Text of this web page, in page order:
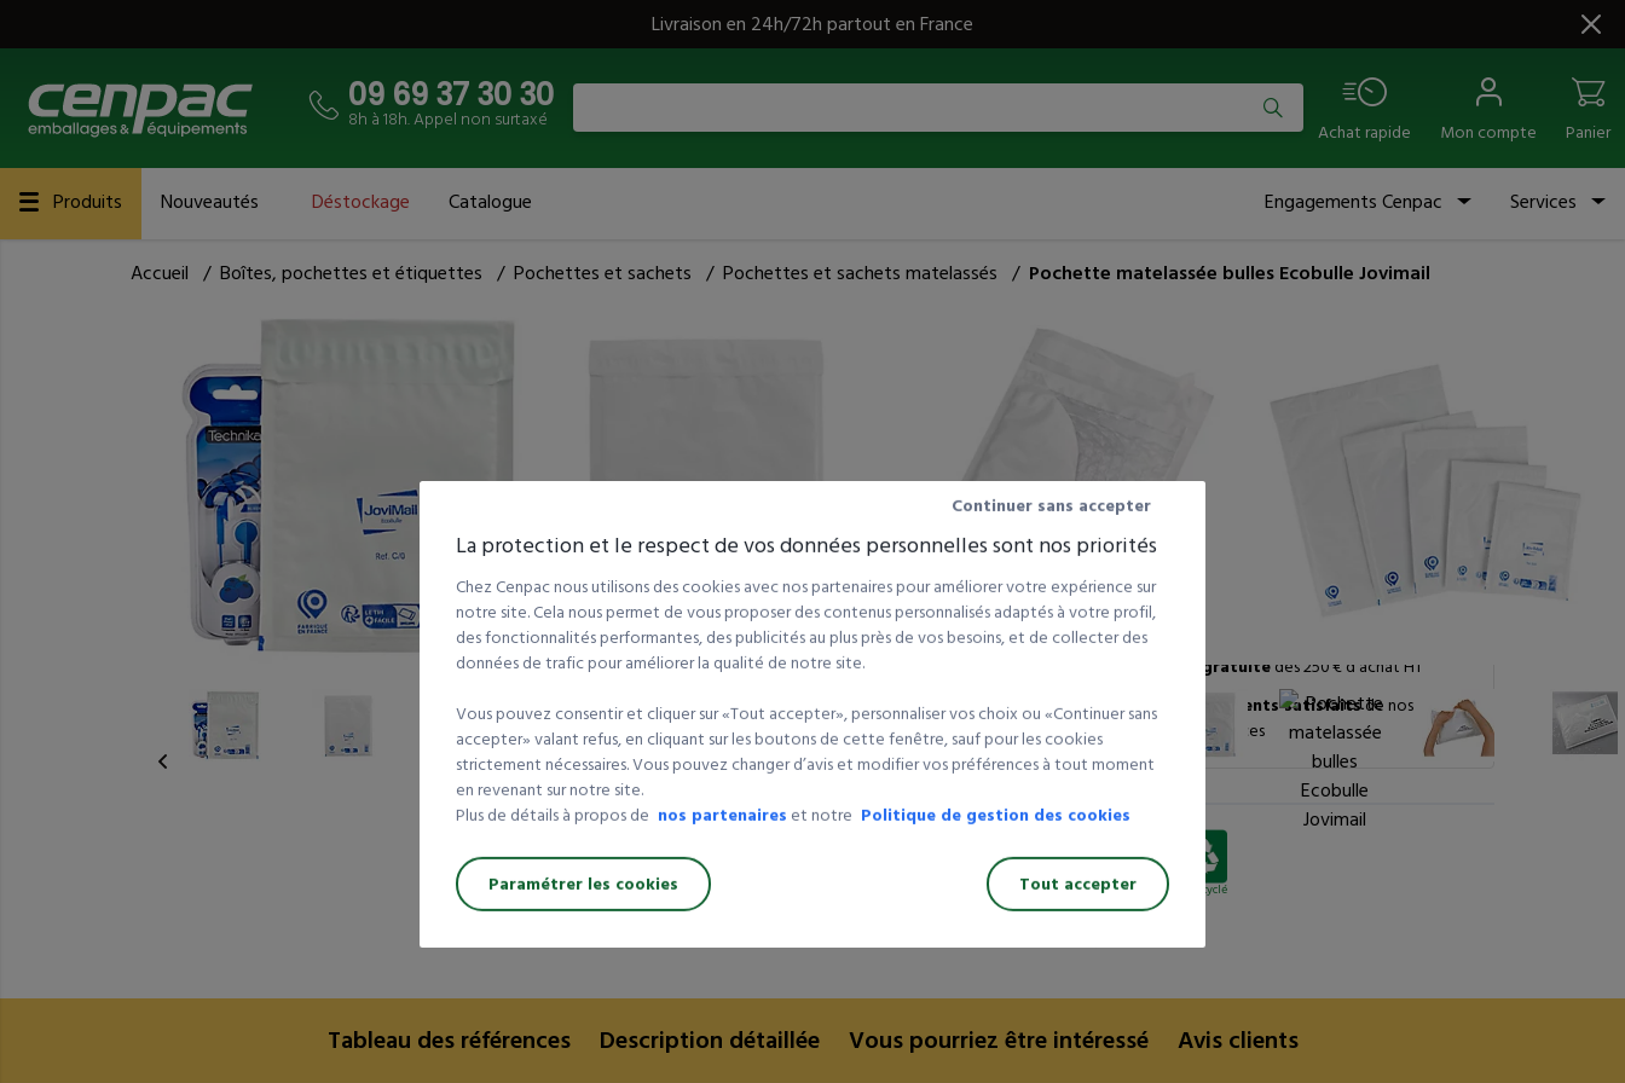
Livraison en 24h/72h partout en France
09 69 37 30 30
8h à 18h. Appel non surtaxé Achat rapide Mon compte Panier
Produits Nouveautés Déstockage Catalogue Engagements Cenpac Services
Accueil / Boîtes, pochettes et étiquettes / Pochettes et sachets / Pochettes et sachets matelassés / Pochette matelassée bulles Ecobulle Jovimail
Idéale pour l'envoi de produits fragiles, aux
En polyéthylène haute densité (PEHD) 65 µ, 5%
recyclé.
Dimensions des bulles : diamètre 10 mm, hauteur
4 mm.
Fermeture par bande auto-adhésive pour un gain
de temps.
Excellente protection grâce à la doublure en film
bulles.
Possibilité d'écrire au stylo à bille sur la pochette.
Lapochette matelassée bulles Ecobulle
est un
emballage innovant conçu pour assurer une
protection optimale de vos envois. Fabriquée en
robustesse et flexibilité pour s'adapter à divers
types de contenu. Sa structure enbulles d'airoffre
En savoir plus
Consulter cette référence page
général
Livraison 24/72h
Livraison gratuitedès 250 € d’achat HT
99% de nos clients satisfaitsde nos
produits et services
5% recyclé
Tableau des références Description détaillée Vous pourriez être intéressé Avis clients
La protection et le respect de vos données personnelles sont nos priorités
Chez Cenpac nous utilisons des cookies avec nos partenaires pour améliorer votre expérience sur
notre site. Cela nous permet de vous proposer des contenus personnalisés adaptés à votre profil,
des fonctionnalités performantes, des publicités au plus près de vos besoins, et de collecter des
données de trafic pour améliorer la qualité de notre site.
Vous pouvez consentir et cliquer sur «Tout accepter», personnaliser vos choix ou «Continuer sans
accepter» valant refus, en cliquant sur les boutons de cette fenêtre, sauf pour les cookies
strictement nécessaires. Vous pouvez changer d’avis et modifier vos préférences à tout moment
en revenant sur notre site.
Plus de détails à propos de nos partenaires et notre Politique de gestion des cookies
Continuer sans accepter
Paramétrer les cookies Tout accepter